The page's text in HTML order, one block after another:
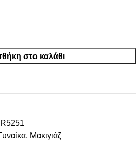
στο καλάθι
, Μακιγιάζ